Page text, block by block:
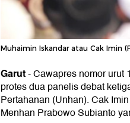
Muhaimin Iskandar atau Cak Imin
Garut-Cawapres nomor urut
protes dua panelis debat
Pertahanan (Unhan). Cak
Menhan Prabowo Subianto